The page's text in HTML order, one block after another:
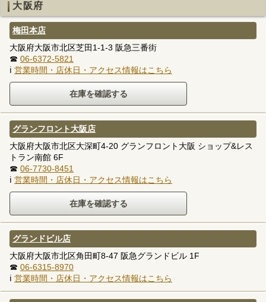
大阪府
梅田本店
大阪府大阪市北区芝田1-1-3 阪急三番街
☎ 06-6372-5821
ℹ 営業時間・店休日・アクセス情報はこちら
グランフロント大阪店
大阪府大阪市北区大深町4-20 グランフロント大阪 ショップ&レス
トラン南館 6F
☎ 06-7730-8451
ℹ 営業時間・店休日・アクセス情報はこちら
グランドビル店
大阪府大阪市北区角田町8-47 阪急グランドビル 1F
☎ 06-6315-8970
ℹ 営業時間・店休日・アクセス情報はこちら